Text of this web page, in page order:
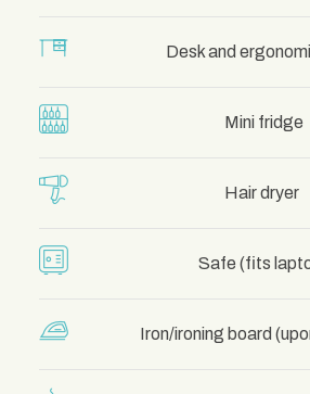
Desk and
Mini fridge
Hair dryer
Safe (fits
Iron/ironing board